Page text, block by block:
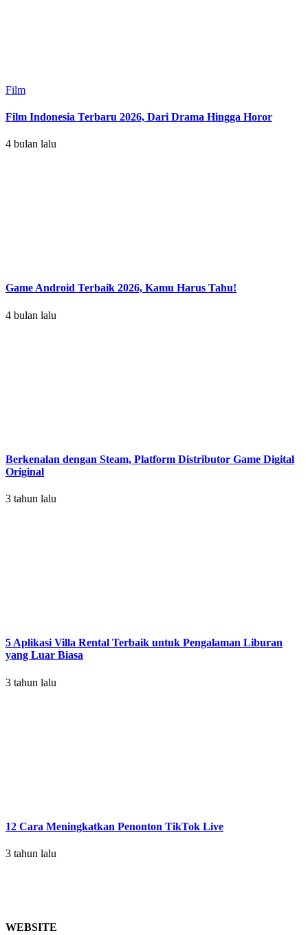
Film
Film Indonesia Terbaru 2026, Dari Drama Hingga Horor
4 bulan lalu
Game Android Terbaik 2026, Kamu Harus Tahu!
4 bulan lalu
Berkenalan dengan Steam, Platform Distributor Game Digital
Original
3 tahun lalu
5 Aplikasi Villa Rental Terbaik untuk Pengalaman Liburan
yang Luar Biasa
3 tahun lalu
12 Cara Meningkatkan Penonton TikTok Live
3 tahun lalu
WEBSITE